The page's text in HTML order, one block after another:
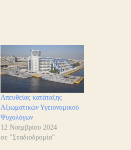
Απευθείας κατάταξης
Αξιωματικών Υγειονομικού
Ψυχολόγων
12 Νοεμβρίου 2024
σε "Σταδιοδρομία"